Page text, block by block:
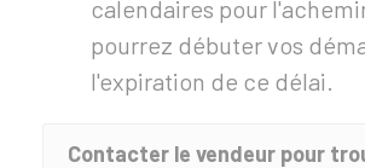
calendaires pour
pourrez débuter vos
l'expiration de ce délai.
Contacter le vendeur pour